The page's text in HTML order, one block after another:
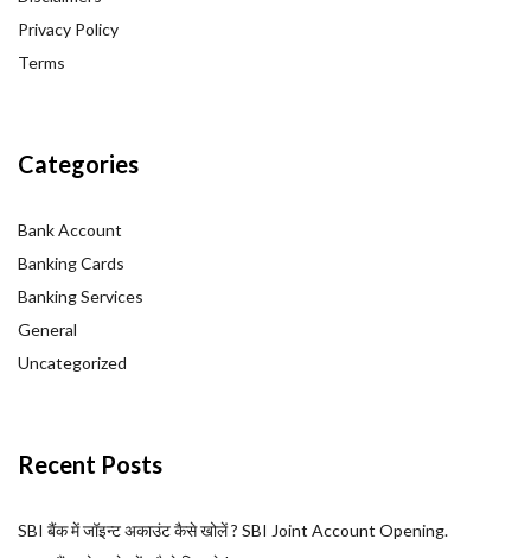
Privacy Policy
Terms
Categories
Bank Account
Banking Cards
Banking Services
General
Uncategorized
Recent Posts
SBI बैंक में जॉइन्ट अकाउंट कैसे खोलें ? SBI Joint Account Opening.